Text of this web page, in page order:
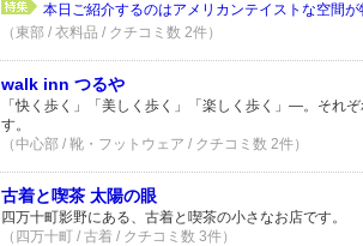
本日ご紹介するのはアメリカンテイストな空間
（東部 / 衣料品 / クチコミ数 2件）
walk inn つるや
「快く歩く」「美しく歩く」「楽しく歩く」―。それ
す。
（中心部 / 靴・フットウェア / クチコミ数 2件）
古着と喫茶 太陽の眼
四万十町影野にある、古着と喫茶の小さなお店です。
（四万十町 / 古着 / クチコミ数 3件）